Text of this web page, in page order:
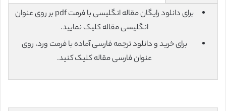
برای دانلود رایگان مقاله انگلیسی با فرمت pdf بر روی عنوان
انگلیسی مقاله کلیک نمایید.
برای خرید و دانلود ترجمه فارسی آماده با فرمت ورد، روی
عنوان فارسی مقاله کلیک کنید.